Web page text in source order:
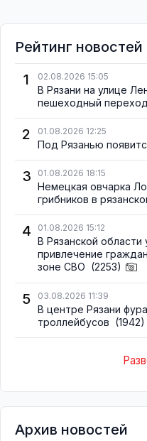
Рейтинг новостей
1
02.08.2026 15:05
В Рязани на улице
пешеходный переход
2 01.08.2026 12:25
Под Рязанью
3 01.08.2026 18:15
Немецкая овчарка
грибников в
4 01.08.2026 15:12
В Рязанской области
привлечение
зоне СВО (2253)
5 03.08.2026 11:39
В центре Рязани
троллейбусов (1942)
Архив новостей